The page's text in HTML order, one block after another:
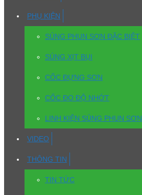
PHỤ KIỆN
SÚNG PHUN SƠN ĐẶC BIỆT
SÚNG XỊT BỤI
CỐC ĐỰNG SƠN
CỐC ĐO ĐỘ NHỚT
LINH KIỆN SÚNG PHUN SƠN
VIDEO
THÔNG TIN
TIN TỨC